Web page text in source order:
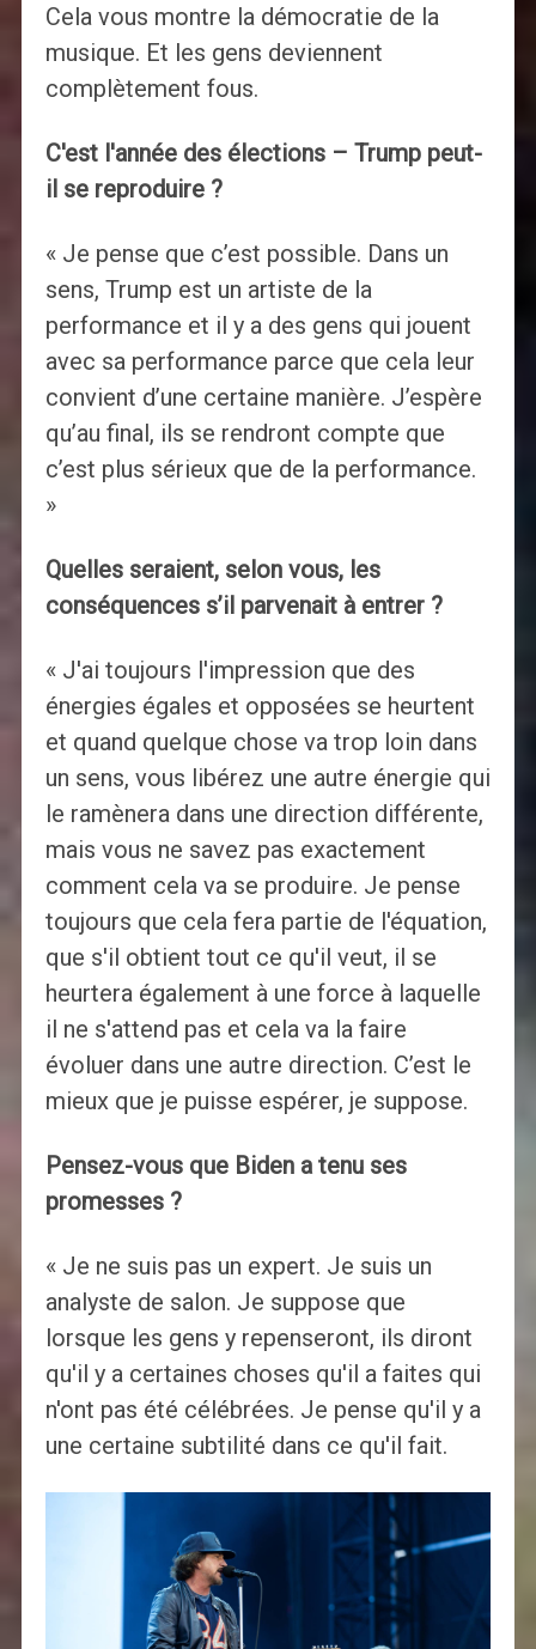
Cela vous montre la démocratie de la
musique. Et les gens deviennent
complètement fous.
C'est l'année des élections – Trump peut-
il se reproduire ?
« Je pense que c’est possible. Dans un
sens, Trump est un artiste de la
performance et il y a des gens qui jouent
avec sa performance parce que cela leur
convient d’une certaine manière. J’espère
qu’au final, ils se rendront compte que
c’est plus sérieux que de la performance.
»
Quelles seraient, selon vous, les
conséquences s’il parvenait à entrer ?
« J'ai toujours l'impression que des
énergies égales et opposées se heurtent
et quand quelque chose va trop loin dans
un sens, vous libérez une autre énergie qui
le ramènera dans une direction différente,
mais vous ne savez pas exactement
comment cela va se produire. Je pense
toujours que cela fera partie de l'équation,
que s'il obtient tout ce qu'il veut, il se
heurtera également à une force à laquelle
il ne s'attend pas et cela va la faire
évoluer dans une autre direction. C’est le
mieux que je puisse espérer, je suppose.
Pensez-vous que Biden a tenu ses
promesses ?
« Je ne suis pas un expert. Je suis un
analyste de salon. Je suppose que
lorsque les gens y repenseront, ils diront
qu'il y a certaines choses qu'il a faites qui
n'ont pas été célébrées. Je pense qu'il y a
une certaine subtilité dans ce qu'il fait.